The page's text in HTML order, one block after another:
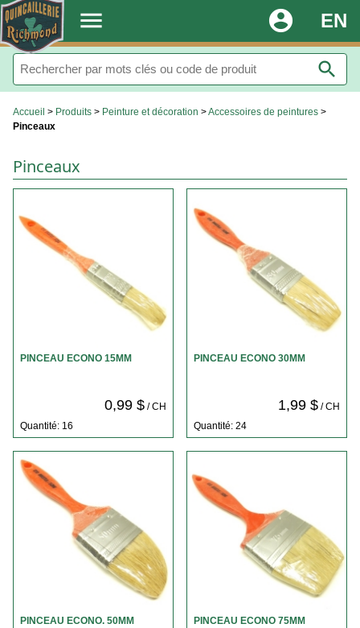
. menu EN
account_circle
search
Accueil > Produits > Peinture et décoration >Accessoires de peintures >
Pinceaux
Pinceaux
PINCEAU ECONO 15MM
0,99 $/ CH
Quantité: 16
PINCEAU ECONO 30MM
1,99 $/ CH
Quantité: 24
PINCEAU ECONO. 50MM PINCEAU ECONO 75MM